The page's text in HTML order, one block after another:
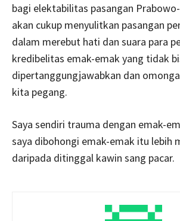
bagi elektabilitas pasangan
akan cukup menyulitkan pasangan
dalam merebut hati dan suara para
kredibelitas emak-emak yang tidak
dipertanggungjawabkan dan
kita pegang.
Saya sendiri trauma dengan emak-
saya dibohongi emak-emak itu lebih
daripada ditinggal kawin sang pacar.